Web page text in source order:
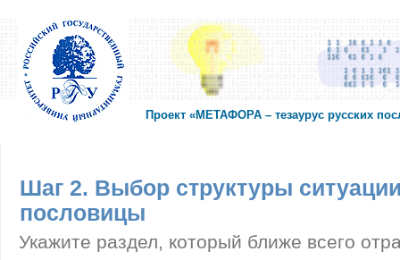
Проект «МЕТАФОРА – тезаурус русских
Шаг 2. Выбор структуры
пословицы
Укажите раздел, который ближе всего